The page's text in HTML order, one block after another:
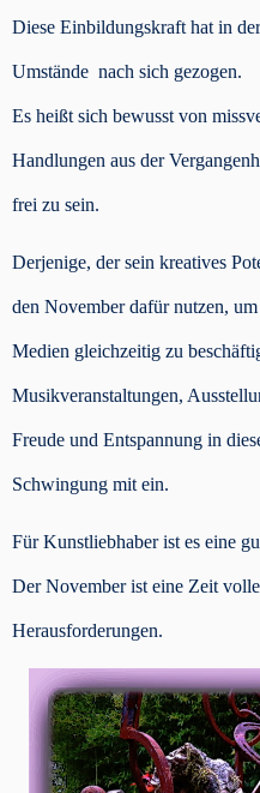
Diese Einbildungskraft hat in
Umstände nach sich gezogen.
Es heißt sich bewusst von
Handlungen aus der
frei zu sein.
Derjenige, der sein kreatives
den November dafür nutzen,
Medien gleichzeitig zu
Musikveranstaltungen,
Freude und Entspannung in
Schwingung mit ein.
Für Kunstliebhaber ist es eine
Der November ist eine Zeit
Herausforderungen.